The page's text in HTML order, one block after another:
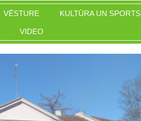
VĒSTURE KULTŪRA UN SPORTS
VIDEO